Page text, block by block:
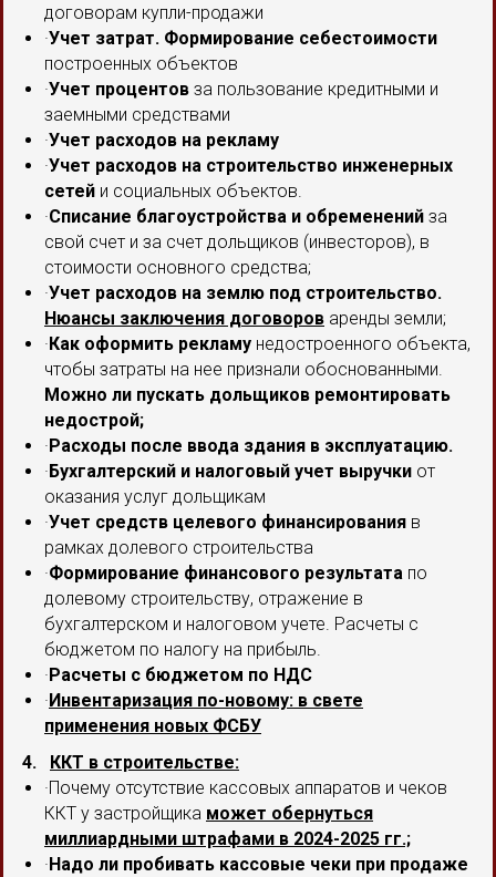
договорам купли-продажи
·Учет затрат. Формирование себестоимости
построенных объектов
·Учет процентов за пользование кредитными и
заемными средствами
·Учет расходов на рекламу
·Учет расходов на строительство инженерных
сетей и социальных объектов.
·Списание благоустройства и обременений за
свой счет и за счет дольщиков (инвесторов), в
стоимости основного средства;
·Учет расходов на землю под строительство.
Нюансы заключения договоров аренды земли;
·Как оформить рекламу недостроенного объекта,
чтобы затраты на нее признали обоснованными.
Можно ли пускать дольщиков ремонтировать
недострой;
·Расходы после ввода здания в эксплуатацию.
·Бухгалтерский и налоговый учет выручки от
оказания услуг дольщикам
·Учет средств целевого финансирования в
рамках долевого строительства
·Формирование финансового результата по
долевому строительству, отражение в
бухгалтерском и налоговом учете. Расчеты с
бюджетом по налогу на прибыль.
·Расчеты с бюджетом по НДС
·Инвентаризация по-новому: в свете
применения новых ФСБУ
4. ККТ в строительстве:
·Почему отсутствие кассовых аппаратов и чеков
ККТ у застройщика может обернуться
миллиардными штрафами в 2024-2025 гг.;
·Надо ли пробивать кассовые чеки при продаже